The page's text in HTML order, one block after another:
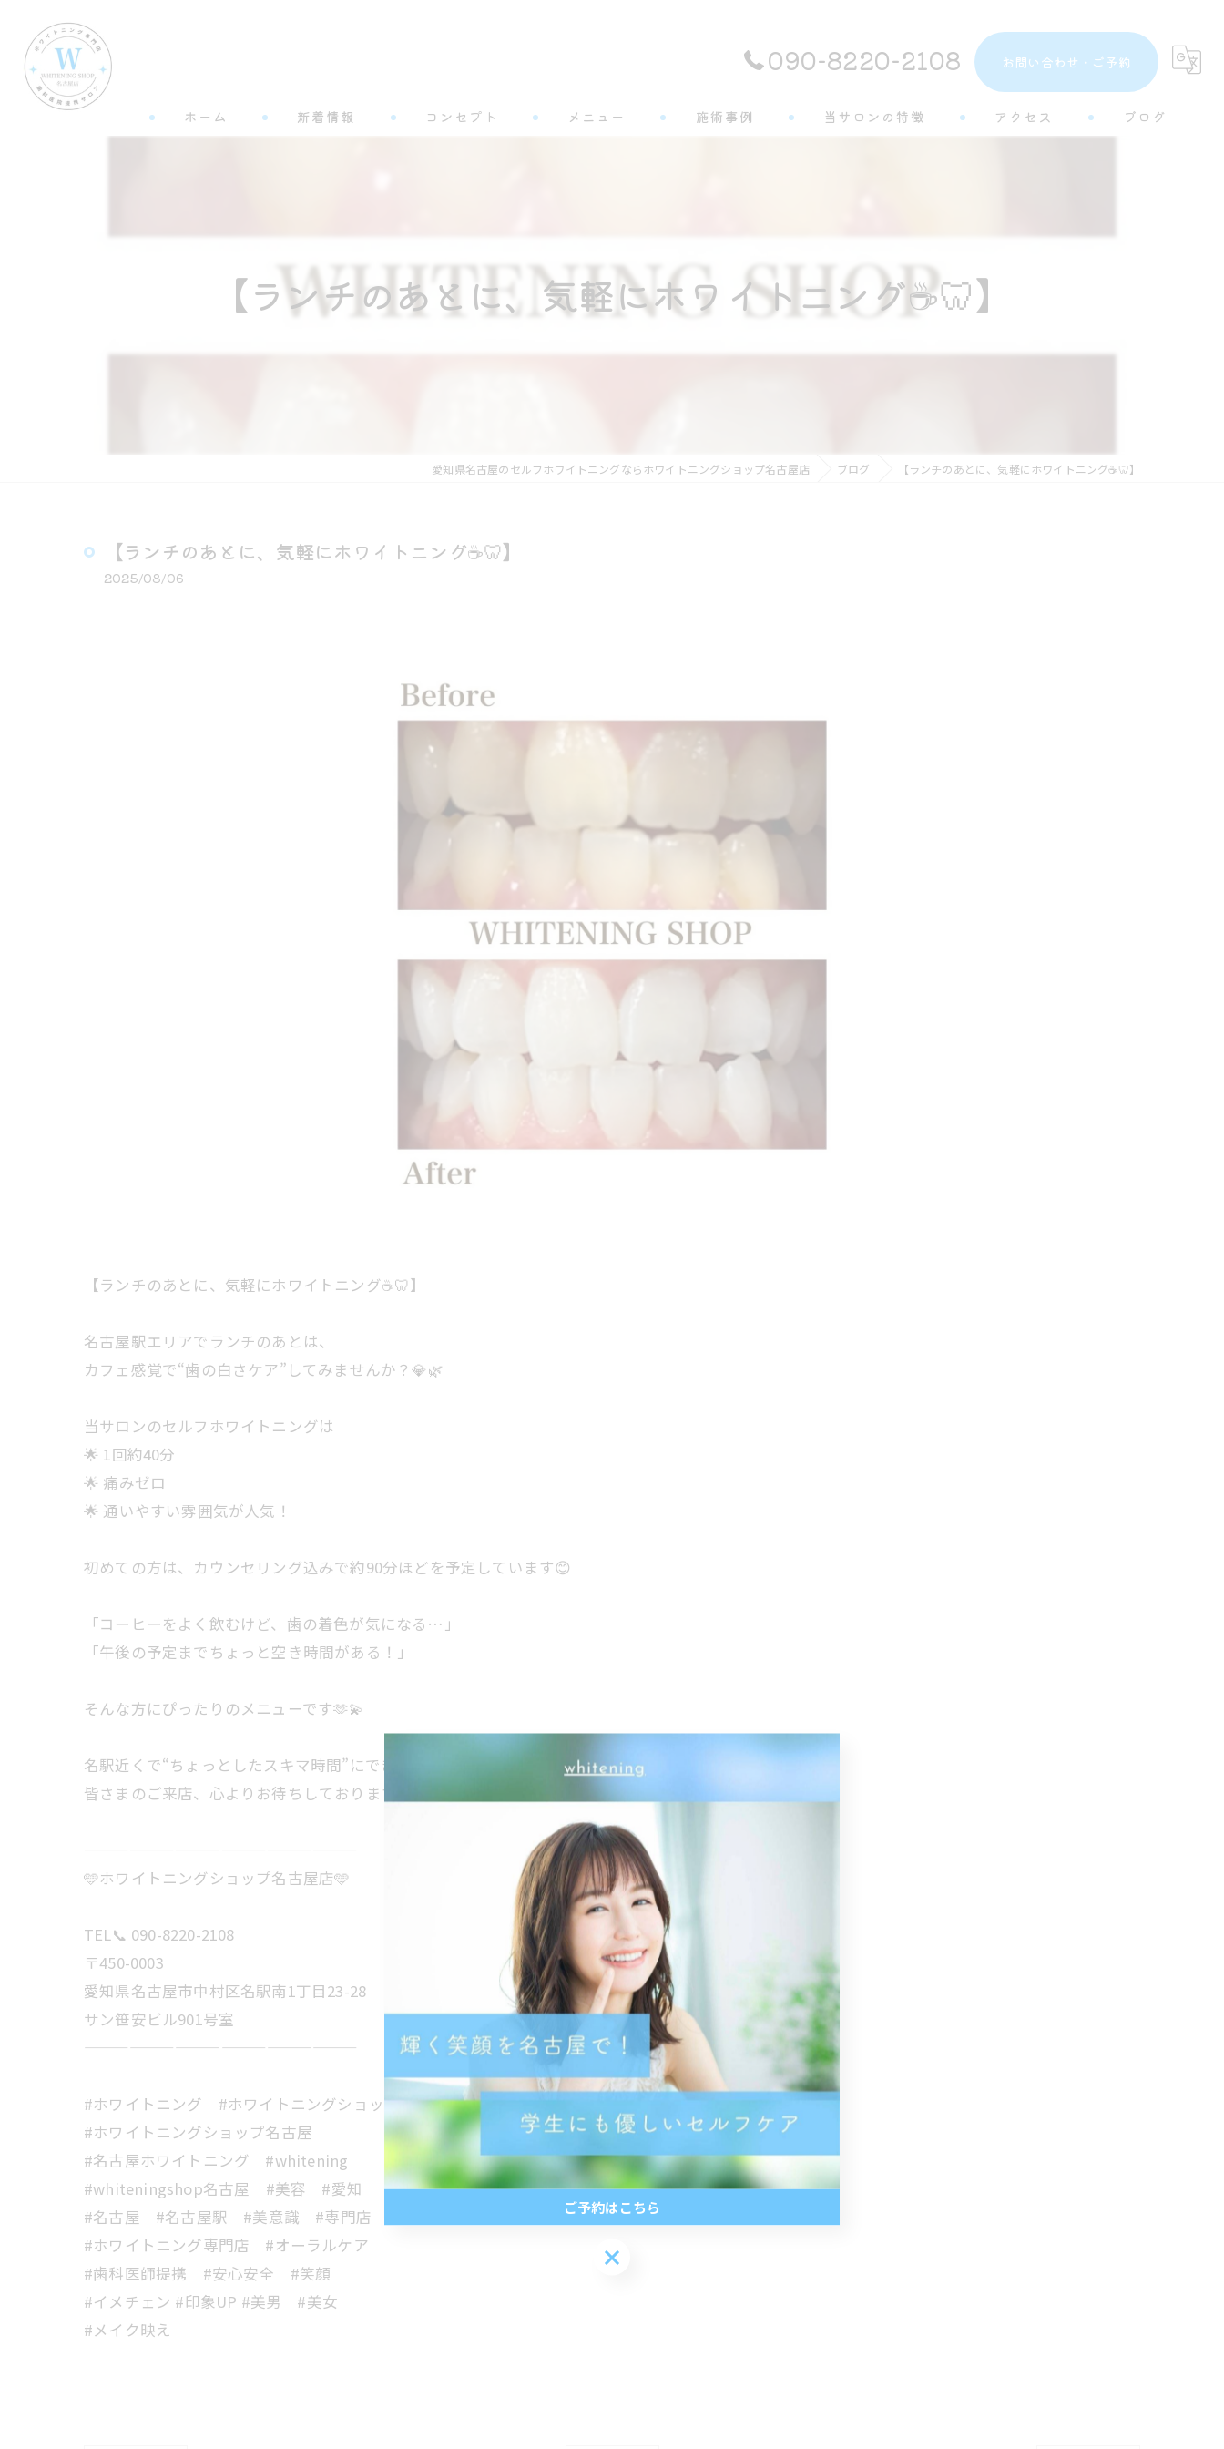
090-8220-2108 お問い合わせ・ご予約
ホーム 新着情報 コンセプト メニュー 施術事例 当サロンの特徴
半個室
アクセス ブログ
【ランチのあとに、気軽にホワイトニング☕️🦷】
愛知県名古屋のセルフホワイトニングならホワイトニングショップ名古屋店 ブログ 【ランチのあとに、気軽にホワイトニング☕️🦷】
【ランチのあとに、気軽にホワイトニング☕️🦷】
2025/08/06
【ランチのあとに、気軽にホワイトニング☕️🦷】
名古屋駅エリアでランチのあとは、
カフェ感覚で“歯の白さケア”してみませんか？💎🌿
当サロンのセルフホワイトニングは
🌟 1回約40分
🌟 痛みゼロ
🌟 通いやすい雰囲気が人気！
初めての方は、カウンセリング込みで約90分ほどを予定しています😊
「コーヒーをよく飲むけど、歯の着色が気になる…」
「午後の予定までちょっと空き時間がある！」
そんな方にぴったりのメニューです🫶💫
名駅近くで“ちょっとしたスキマ時間”にできる美容習慣、始めてみませんか？
皆さまのご来店、心よりお待ちしております💐🦷✨
——————————————————
🩵ホワイトニングショップ名古屋店🩵
TEL📞 090-8220-2108
〒450-0003
愛知県名古屋市中村区名駅南1丁目23-28
サン笹安ビル901号室
——————————————————
#ホワイトニング #ホワイトニングショップ
#ホワイトニングショップ名古屋
#名古屋ホワイトニング #whitening
#whiteningshop名古屋 #美容 #愛知
#名古屋 #名古屋駅 #美意識 #専門店
#ホワイトニング専門店 #オーラルケア
#歯科医師提携 #安心安全 #笑顔
#イメチェン #印象UP #美男 #美女
#メイク映え
ご予約はこちら
ご予約はこちら